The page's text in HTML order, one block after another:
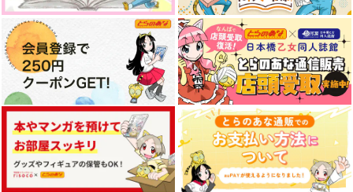
来ず未来
ねぎとろおむらいす
787円（税込）
斎宮宗
サンプル
花群冬芽のダイエット
宣言！
痔がつらい
472円（税込）
花群冬芽
サンプル
解釈違いです！
負け犬の遠吠え
440円（税込）
伏見弓弦×七種茨
サンプル